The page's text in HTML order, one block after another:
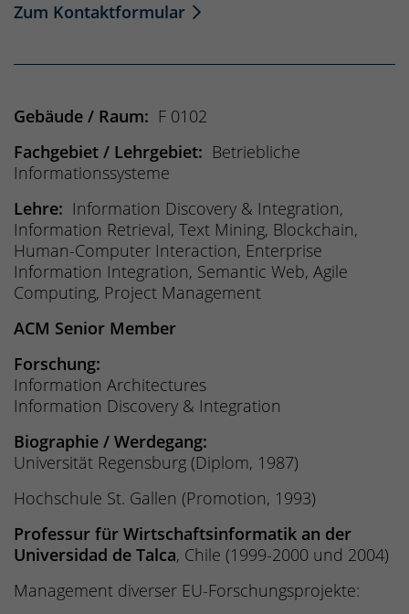
Zum Kontaktformular
Gebäude / Raum: F 0102
Fachgebiet / Lehrgebiet: Betriebliche
Informationssysteme
Lehre: Information Discovery & Integration,
Information Retrieval, Text Mining, Blockchain,
Human-Computer Interaction, Enterprise
Information Integration, Semantic Web, Agile
Computing, Project Management
ACM Senior Member
Forschung:
Information Architectures
Information Discovery & Integration
Biographie / Werdegang:
Universität Regensburg (Diplom, 1987)
Hochschule St. Gallen (Promotion, 1993)
Professur für Wirtschaftsinformatik an der
Universidad de Talca, Chile (1999-2000 und 2004)
Management diverser EU-Forschungsprojekte: